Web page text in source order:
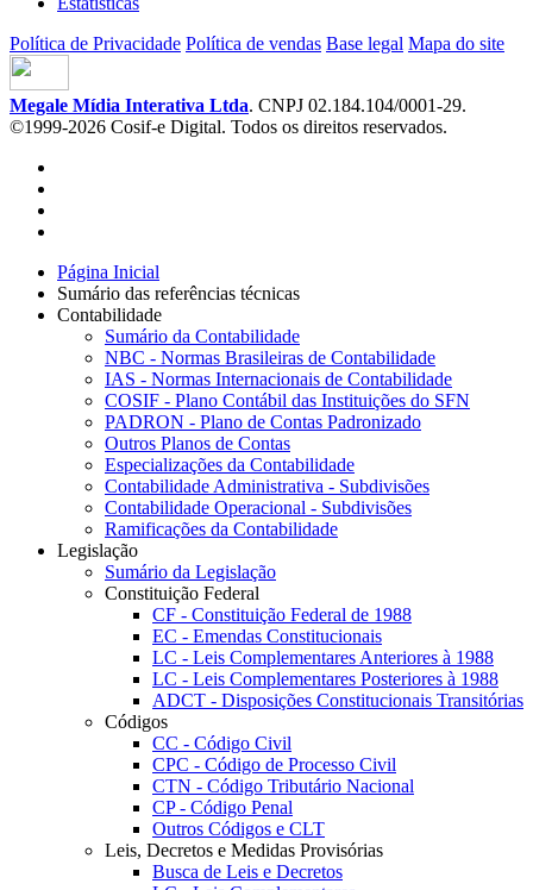
Política de Privacidade Política de vendas Base legal Mapa do site
Megale Mídia Interativa Ltda. CNPJ 02.184.104/0001-29.
©1999-2026 Cosif-e Digital. Todos os direitos reservados.
Página Inicial
Sumário das referências técnicas
Contabilidade
Sumário da Contabilidade
NBC - Normas Brasileiras de Contabilidade
IAS - Normas Internacionais de Contabilidade
COSIF - Plano Contábil das Instituições do SFN
PADRON - Plano de Contas Padronizado
Outros Planos de Contas
Especializações da Contabilidade
Contabilidade Administrativa - Subdivisões
Contabilidade Operacional - Subdivisões
Ramificações da Contabilidade
Legislação
Sumário da Legislação
Constituição Federal
CF - Constituição Federal de 1988
EC - Emendas Constitucionais
LC - Leis Complementares Anteriores à 1988
LC - Leis Complementares Posteriores à 1988
ADCT - Disposições Constitucionais Transitórias
Códigos
CC - Código Civil
CPC - Código de Processo Civil
CTN - Código Tributário Nacional
CP - Código Penal
Outros Códigos e CLT
Leis, Decretos e Medidas Provisórias
Busca de Leis e Decretos